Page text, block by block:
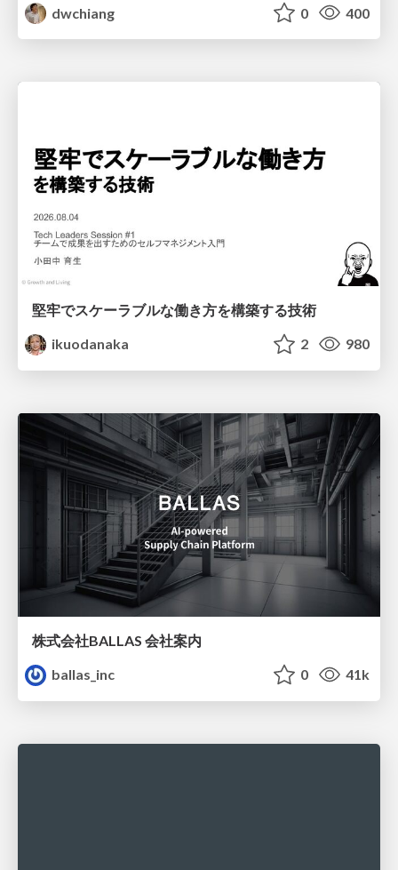
dwchiang
0 400
堅牢でスケーラブルな働き方を構築する技術
ikuodanaka
2 980
株式会社BALLAS 会社案内
ballas_inc
0 41k